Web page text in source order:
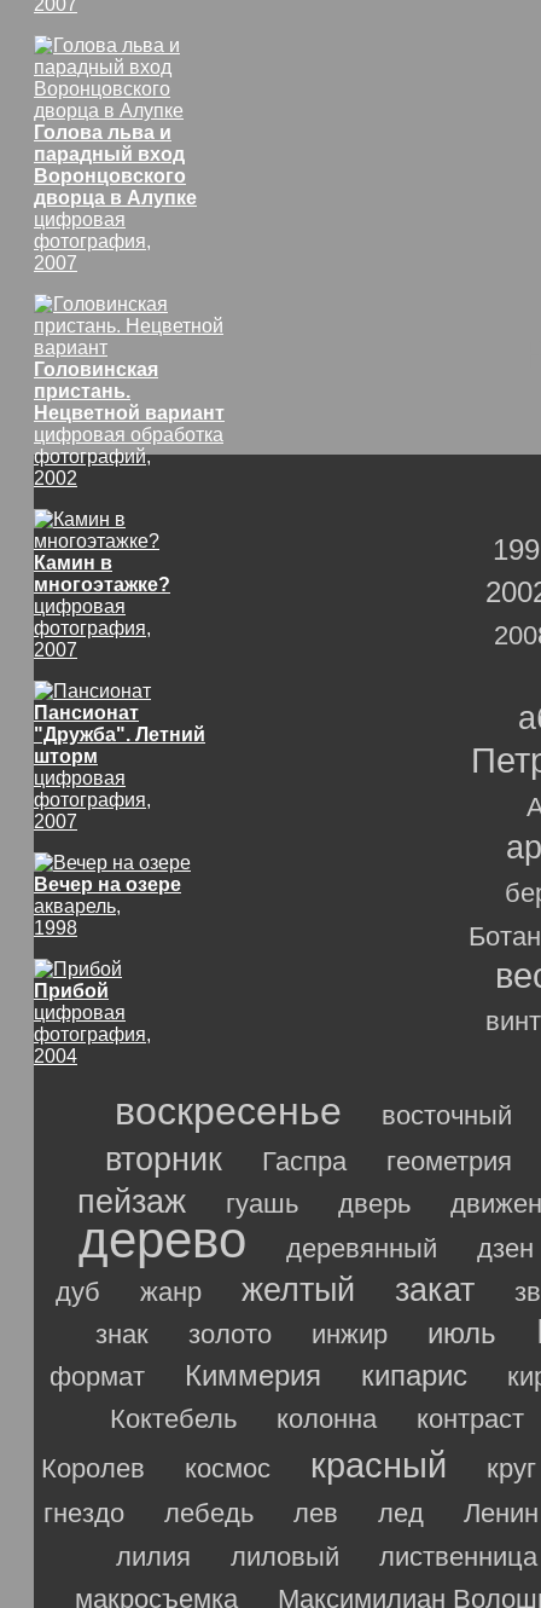
2007
Голова льва и
парадный вход
Воронцовского
дворца в Алупке
цифровая
фотография,
2007
Головинская
пристань.
Нецветной вариант
цифровая обработка
фотографий,
2002
Камин в
многоэтажке?
цифровая
фотография,
2007
Пансионат
"Дружба". Летний
шторм
цифровая
фотография,
2007
Вечер на озере
акварель,
1998
Прибой
цифровая
фотография,
2004
воскресенье восточный
вторник Гаспра геометрия
пейзаж гуашь дверь
дерево деревянный
дзен
дуб
жанр желтый закат
знак
золото инжир июль
формат Киммерия кипарис
Коктебель
колонна
контраст
Королев
космос красный
круг
гнездо
лебедь лев лед
Ленин
лилия
лиловый
лиственница
макросъемка
Максимилиан